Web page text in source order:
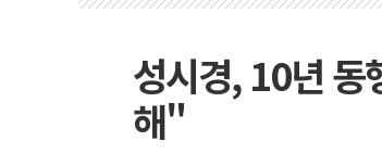
성시경, 10년
해"